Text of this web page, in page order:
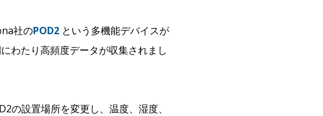
社のPOD2 という多機能デバイスが
わたり高頻度データが収集されまし
の設置場所を変更し、温度、湿度、